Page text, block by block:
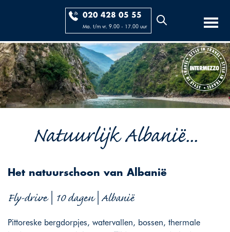
020 428 05 55
Ma. t/m vr. 9.00 - 17.00 uur
Natuurlijk Albanië...
Het natuurschoon van Albanië
Fly-drive | 10 dagen | Albanië
Pittoreske bergdorpjes, watervallen, bossen, thermale